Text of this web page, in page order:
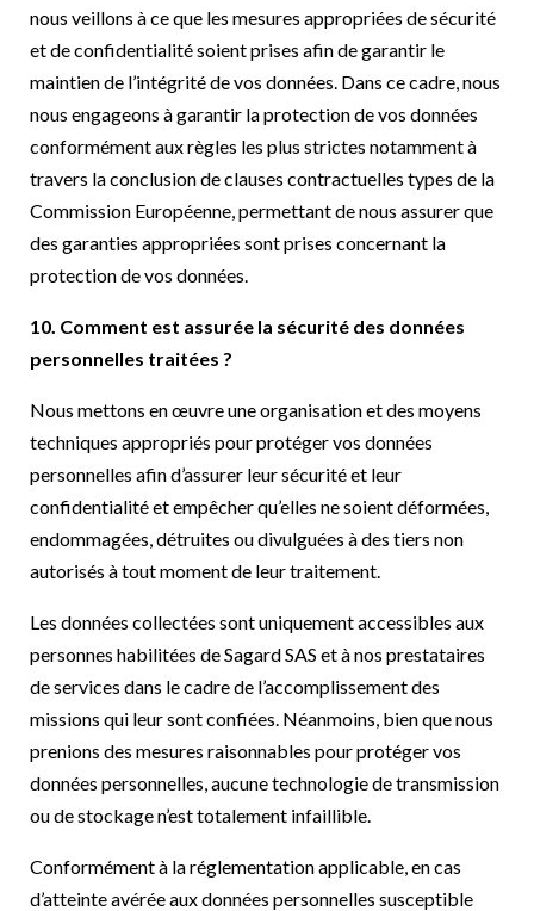
nous veillons à ce que les mesures appropriées de sécurité
et de confidentialité soient prises afin de garantir le
maintien de l’intégrité de vos données. Dans ce cadre, nous
nous engageons à garantir la protection de vos données
conformément aux règles les plus strictes notamment à
travers la conclusion de clauses contractuelles types de la
Commission Européenne, permettant de nous assurer que
des garanties appropriées sont prises concernant la
protection de vos données.
10. Comment est assurée la sécurité des données
personnelles traitées ?
Nous mettons en œuvre une organisation et des moyens
techniques appropriés pour protéger vos données
personnelles afin d’assurer leur sécurité et leur
confidentialité et empêcher qu’elles ne soient déformées,
endommagées, détruites ou divulguées à des tiers non
autorisés à tout moment de leur traitement.
Les données collectées sont uniquement accessibles aux
personnes habilitées de Sagard SAS et à nos prestataires
de services dans le cadre de l’accomplissement des
missions qui leur sont confiées. Néanmoins, bien que nous
prenions des mesures raisonnables pour protéger vos
données personnelles, aucune technologie de transmission
ou de stockage n’est totalement infaillible.
Conformément à la réglementation applicable, en cas
d’atteinte avérée aux données personnelles susceptible